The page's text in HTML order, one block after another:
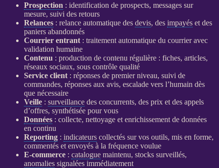
Prospection : identification de prospects, messages sur
mesure, suivi des retours
Relances: relanceautomatique des devis, des impayéset des
paniers abandonnés
Courrier entrant: traitement automatique du courrier avec
validation humaine
Contenu : production de contenu régulière : fiches, articles,
réseaux sociaux, sous contrôle qualité
Service client: réponses de premier niveau, suivi de
commandes, réponses aux avis, escalade vers l’humain dès
que nécessaire
Veille: surveillancedes concurrents, des prix et des appels
d’offres, synthétisée pour vous
Données: collecte, nettoyage et enrichissement de données
en continu
Reporting: indicateurscollectés sur vos outils, mis en forme,
commentés et envoyés à la fréquence voulue
E-commerce: cataloguemaintenu, stocks surveillés,
anomaliessignalées immédiatement